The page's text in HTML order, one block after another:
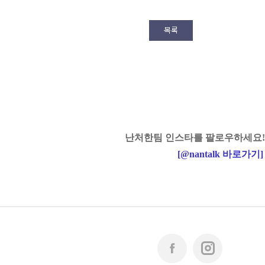
목록
난처한팀 인스타를 팔로우하세요!
[@nantalk 바로가기 ]